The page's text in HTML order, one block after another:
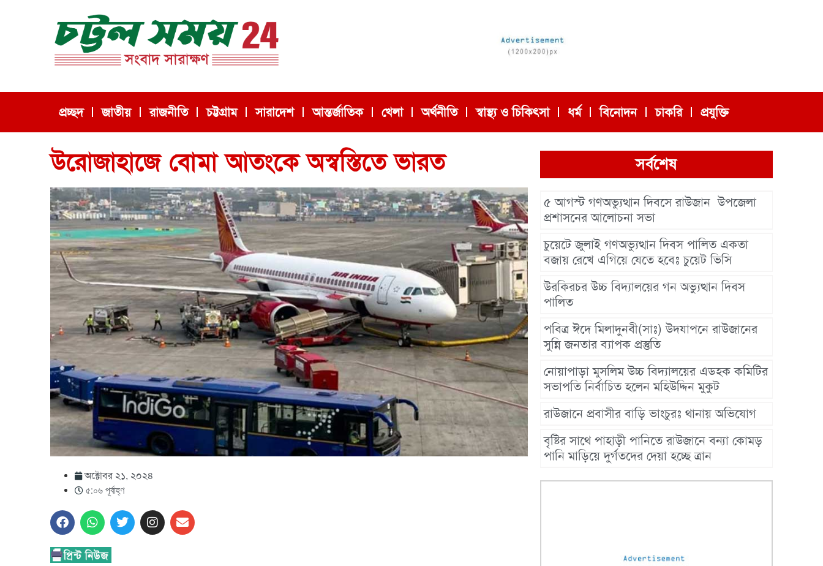
প্রচ্ছদ জাতীয় রাজনীতি চট্টগ্রাম সারাদেশ আন্তর্জাতিক খেলা অর্থনীতি স্বাস্থ্য ও চিকিৎসা ধর্ম বিনোদন চাকরি প্রযুক্তি
উরোজাহাজে বোমা আতংকে অস্বস্তিতে ভারত
অক্টোবর ২১, ২০২৪
৫:০৬ পূর্বাহ্ণ
সর্বশেষ
৫ আগস্ট গণঅভ্যুত্থান দিবসে রাউজান উপজেলা
প্রশাসনের আলোচনা সভা
চুয়েটে জুলাই গণঅভ্যুত্থান দিবস পালিত একতা
বজায় রেখে এগিয়ে যেতে হবেঃ চুয়েট ভিসি
উরকিরচর উচ্চ বিদ্যালয়ের গন অভ্যুত্থান দিবস
পালিত
পবিত্র ঈদে মিলাদুনবী(সাঃ) উদযাপনে রাউজানের
সুন্নি জনতার ব্যাপক প্রস্তুতি
নোয়াপাড়া মুসলিম উচ্চ বিদ্যালয়ের এডহক কমিটির
সভাপতি নির্বাচিত হলেন মহিউদ্দিন মুকুট
রাউজানে প্রবাসীর বাড়ি ভাংচুরঃ থানায় অভিযোগ
বৃষ্টির সাথে পাহাড়ী পানিতে রাউজানে বন্যা কোমড়
পানি মাড়িয়ে দুর্গতদের দেয়া হচ্ছে ত্রান